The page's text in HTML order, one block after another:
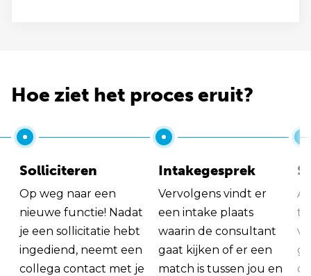
Hoe ziet het proces eruit?
Solliciteren
Op weg naar een
nieuwe functie! Nadat
je een sollicitatie hebt
ingediend, neemt een
collega contact met je
Intakegesprek
Vervolgens vindt er
een intake plaats
waarin de consultant
gaat kijken of er een
match is tussen jou en